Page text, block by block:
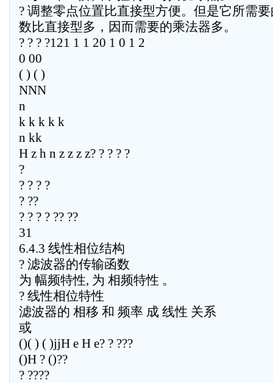
? 调整零点位置比直接型方便。但是它所需
数比直接型多，因而需要的乘法器多。
? ? ? ?121 1 1 20 1 0 1 2
0 00
( ) ( )
NNN
n
k k k k k
n kk
H z h n z z z z? ? ? ? ?
?
? ? ? ?
? ??
? ? ? ? ?? ??
31
6.4.3 线性相位结构
? 滤波器的传输函数
为 幅频特性, 为 相频特性 。
? 线性相位特性
滤波器的 相移 和 频率 成 线性 关系
或
()( ) ( )jjH e H e? ? ???
()H ? ()??
? ????